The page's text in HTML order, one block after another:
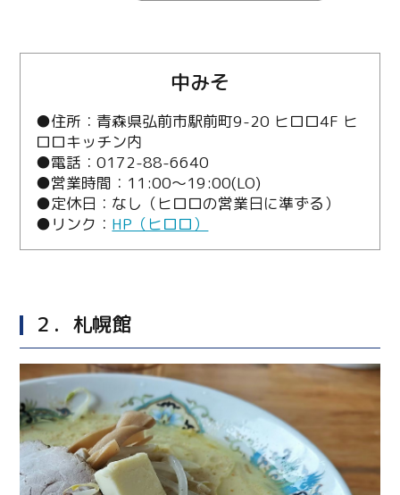
中みそ
●住所：青森県弘前市駅前町9-20 ヒロロ4F ヒ
ロロキッチン内
●電話：0172-88-6640
●営業時間：11:00～19:00(LO)
●定休日：なし（ヒロロの営業日に準ずる）
●リンク： HP（ヒロロ）
２．札幌館